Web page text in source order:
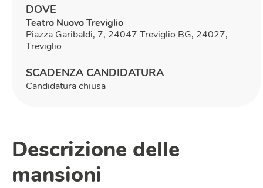
DOVE
Teatro Nuovo Treviglio
Piazza Garibaldi, 7, 24047 Treviglio BG, 24027,
Treviglio
SCADENZA CANDIDATURA
Candidatura chiusa
Descrizione delle
mansioni